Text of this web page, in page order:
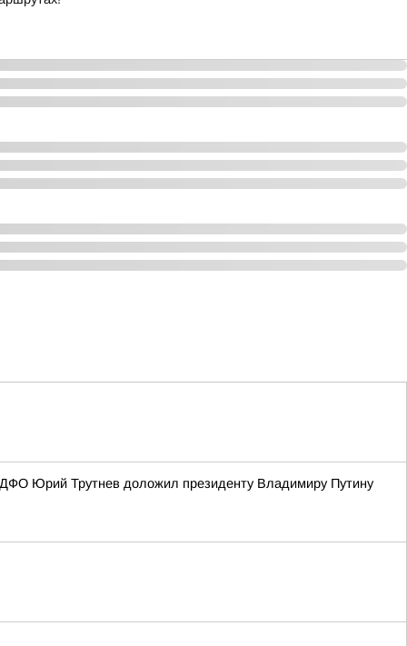
ДФО Юрий Трутнев доложил президенту Владимиру Путину